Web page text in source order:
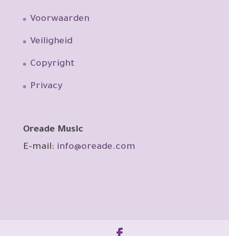
Voorwaarden
Veiligheid
Copyright
Privacy
Oreade Music
E-mail: info@oreade.com